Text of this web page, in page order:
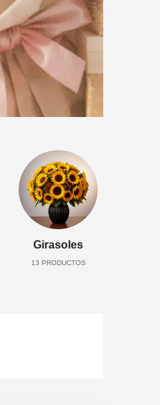
Girasoles
13 PRODUCTOS